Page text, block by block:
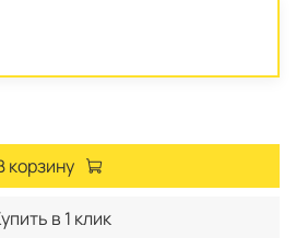
корзину
в 1 клик